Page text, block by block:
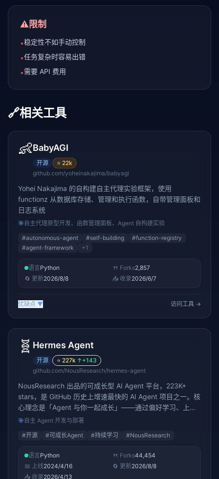
⚠️限制
•稳定性不如手动控制
•任务复杂时容易出错
•需要 API 费用
🔗相关工具
👶BabyAGI
开源 ⭐ 22k
github.com/yoheinakajima/babyagi
Yohei Nakajima 的自构建自主代理实验框架，使用
functionz 从数据库存储、管理和执行函数，自带管理面板和
日志系统
🎯 自主代理原型开发、函数管理面板、Agent 自构建实验
#autonomous-agent #self-building #function-registry
#agent-framework +1
语言Python 🍴 Forks2,857
🔄 更新2026/8/8 📥 收录2026/6/7
优缺点 ▼ 访问工具 →
🧬 Hermes Agent
开源 ⭐ 227k ↑+143
github.com/NousResearch/hermes-agent
NousResearch 出品的可成长型 AI Agent 平台，223K+
stars，是 GitHub 历史上增速最快的 AI Agent 项目之一。核
心理念是「Agent 与你一起成长」——通过偏好学习、上下
文记忆和技能协作，Agent 在交互中变得越来越懂你。不同
用门槛的同时保证进化方向符合用户意图。
🎯 自主 Agent 开发与部署
#开源 #可成长Agent #持续学习 #NousResearch
语言Python 🍴 Forks44,454
📅 上线2024/4/16 🔄 更新2026/8/8
📥 收录2026/4/13